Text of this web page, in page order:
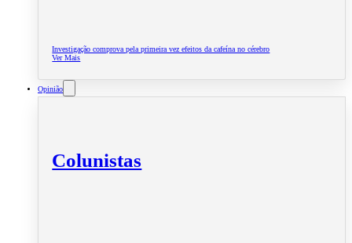
Investigação comprova pela primeira vez efeitos da cafeína no cérebro
Ver Mais
Opinião
Colunistas